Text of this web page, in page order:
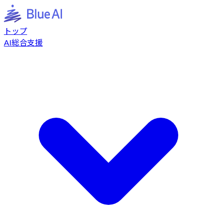
トップ
AI総合支援